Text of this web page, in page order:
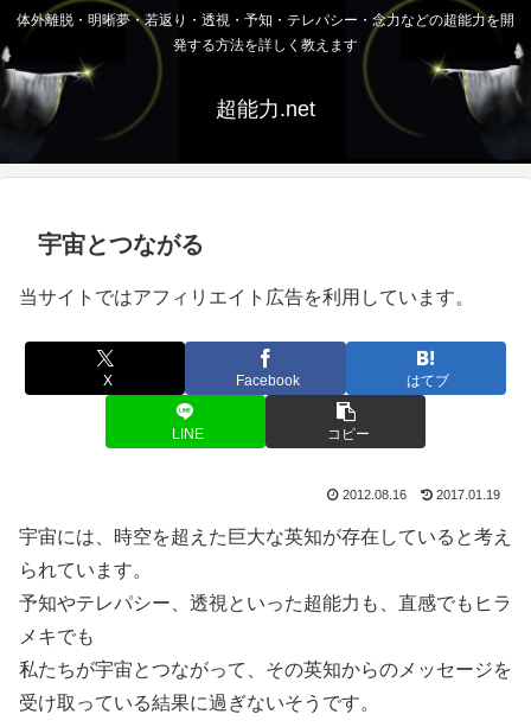
体外離脱・明晰夢・若返り・透視・予知・テレパシー・念力などの超能力を開
発する方法を詳しく教えます
超能力.net
宇宙とつながる
当サイトではアフィリエイト広告を利用しています。
X Facebook はてブ
LINE コピー
2012.08.16 2017.01.19
宇宙には、時空を超えた巨大な英知が存在していると考え
られています。
予知やテレパシー、透視といった超能力も、直感でもヒラ
メキでも
私たちが宇宙とつながって、その英知からのメッセージを
受け取っている結果に過ぎないそうです。